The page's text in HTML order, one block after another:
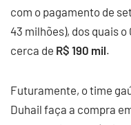
com o pagamento de
43 milhões), dos quais
cerca de R$ 190 mil.
Futuramente, o time
Duhail faça a compra